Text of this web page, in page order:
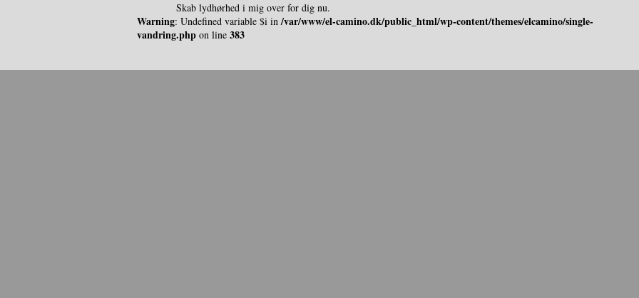
Skab lydhørhed i mig over for dig nu.
Warning: Undefined variable $i in/var/www/el-camino.dk/public_html/wp-content/themes/elcamino/single-
vandring.php on line 383